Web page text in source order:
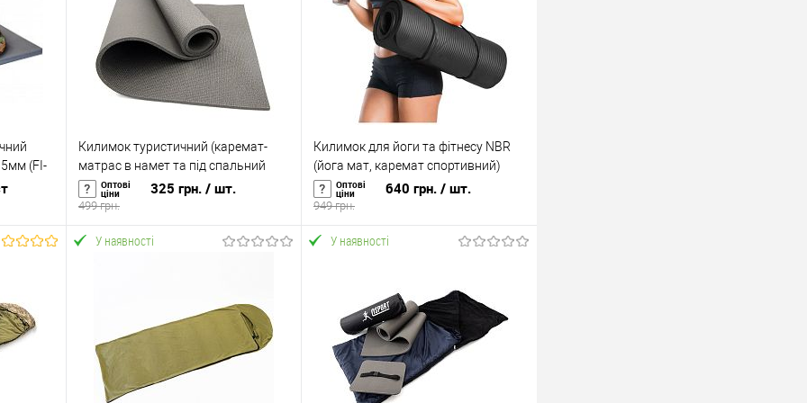
(FI-
Килимок туристичний (каремат-
матрас в намет та під спальний
мішок) OSPORT Похід 8мм (ty-0015)
Оптові
ціни 325 грн. / шт.
499 грн.
До
порівняння
У вибране
У наявності
Килимок для йоги та фітнесу NBR
(йога мат, каремат спортивний)
OSPORT Mat Pro 1.5см (FI-0135)
Оптові
ціни 640 грн. / шт.
949 грн.
Купити в 1 клік
До
порівняння
У вибране
У наявності
У наявності У наявності